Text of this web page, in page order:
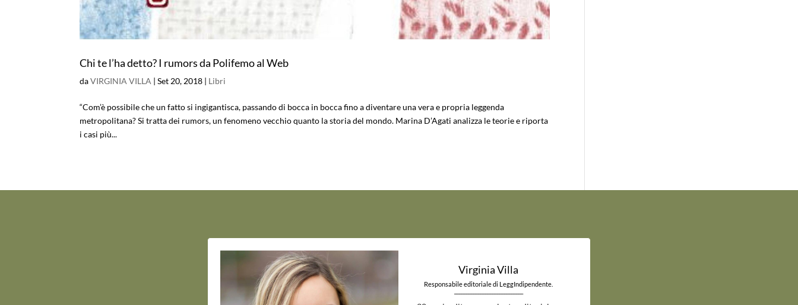
Chi te l’ha detto? I rumors da Polifemo al Web
daVIRGINIA VILLA |Set 20, 2018 | Libri
“Com’è possibile che un fatto si ingigantisca, passando di bocca in bocca fino a diventare una vera e propria leggenda
metropolitana? Si tratta dei rumors, un fenomeno vecchio quanto la storia del mondo. Marina D’Agati analizza le teorie e riporta
i casi più...
Virginia Villa
Responsabile editoriale di LeggIndipendente.
_____________________________